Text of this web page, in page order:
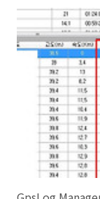
균속도별 칼로리소모
량이 달라지지만 여
서 생성된 *.gpx 파일
http://taedi.kr/809